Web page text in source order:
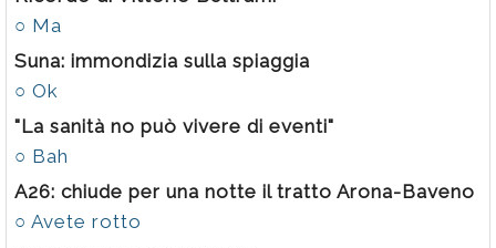
○ Ma
Suna: immondizia sulla spiaggia
○ Ok
"La sanità no può vivere di eventi"
○ Bah
A26: chiude per una notte il tratto Arona-Baveno
○ Avete rotto